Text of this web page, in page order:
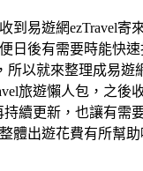
到易遊網ezTravel寄
日後有需要時能快
所以就來整理成易遊
旅遊懶人包，之後
持續更新，也讓有需
體出遊花費有所幫助